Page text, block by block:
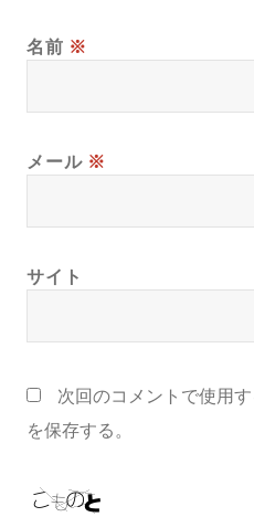
名前 ※
メール ※
サイト
次回のコメントで使用
を保存する。